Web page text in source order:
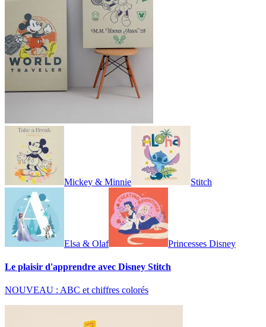
Mickey & Minnie Stitch
Elsa & Olaf Princesses Disney
Le plaisir d'apprendre avec Disney Stitch
NOUVEAU : ABC et chiffres colorés